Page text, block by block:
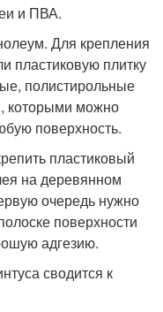
и ПВА.
Для крепления
пластиковую плитку
полистирольные
которыми можно
поверхность.
пластиковый
на деревянном
очередь нужно
поверхности
адгезию.
сводится к